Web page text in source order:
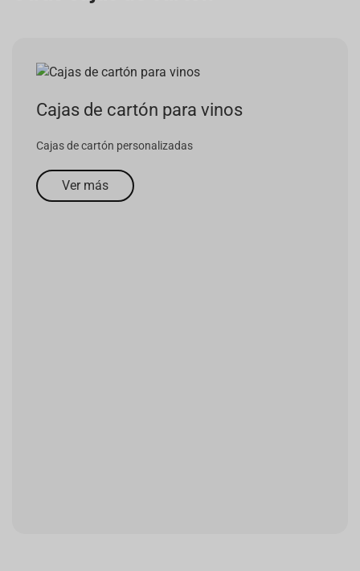
Cajas de cartón para vinos
Cajas de cartón personalizadas
Ver más